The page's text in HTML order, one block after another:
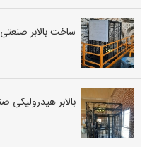
ساخت بالابر
بالابر